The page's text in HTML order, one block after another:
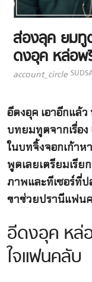
ส่องลุค ยมทู
ดงอุค หล่อพ
account_circle
อีดงอุค เอาอีกแล้
บทยมทูตจากเรื่อ
ในบทจิ้งจอกเก้าห
พูดเลยเตรียมเรีย
ภาพและทีเซอร์ที่
ขาช่วยปรานีแฟน
อีดงอุค หล่
ใจแฟนคลับ